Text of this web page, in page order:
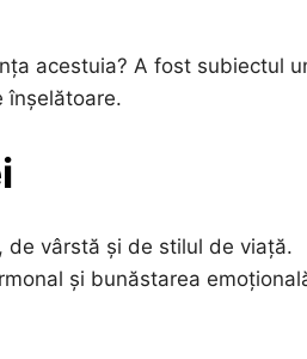
acestuia? A fost subiectul
înșelătoare.
de vârstă și de stilul de viață.
și bunăstarea